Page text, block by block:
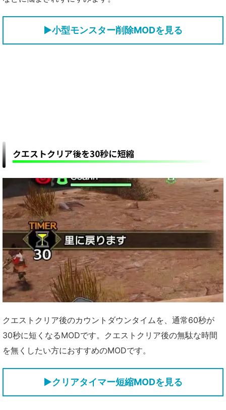
▶小型モンスター削除MODを見る
クエストクリア後を30秒に短縮
クエストクリア後のカウントダウンタイムを、通常60秒が
30秒に短くなるMODです。クエストクリア後の無駄な時間
を無くしたい方におすすめのMODです。
▶クリアタイマー短縮MODを見る